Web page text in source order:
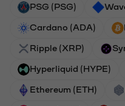
PSG (PSG)
Cardano (ADA)
Ripple (XRP)
Hyperliquid (HYPE)
Ethereum (ETH)